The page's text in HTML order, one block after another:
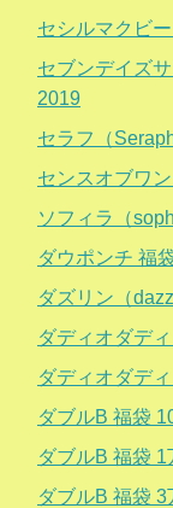
セシルマクビ
セブンデイズ
2019
セラフ（
センスオブワ
ソフィラ（
ダウポンチ 福
ダズリン（
ダディオダデ
ダディオダデ
ダブルB 福袋
ダブルB 福袋 1
ダブルB 福袋 3